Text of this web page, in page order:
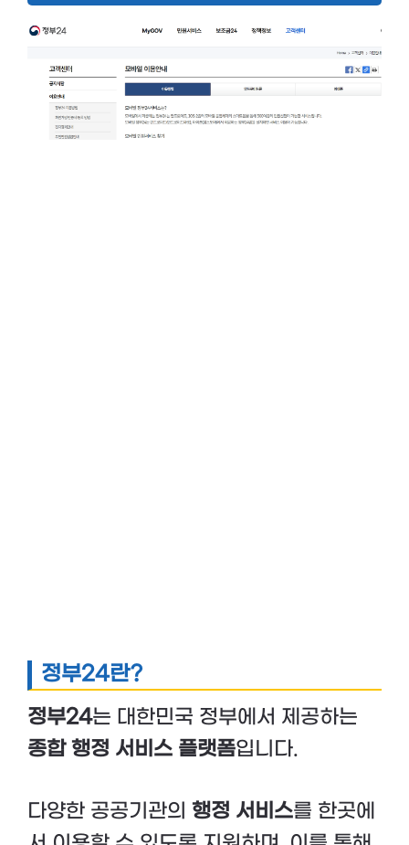
정부24란?
정부24는 대한민국 정부에서 제공하는
종합 행정 서비스 플랫폼입니다.
다양한 공공기관의 행정 서비스를 한곳에